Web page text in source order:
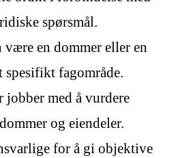
spørsmål.
være en dommer eller en
spesifikt fagområde.
jobber med å vurdere
og eiendeler.
for å gi objektive